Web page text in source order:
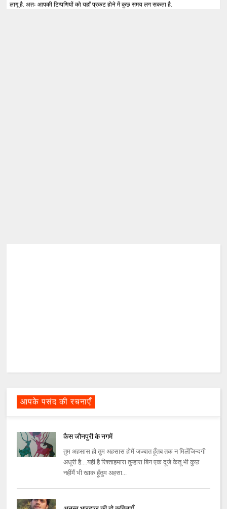
लागू है. अतः आपकी टिप्पणियों को यहाँ प्रकट होने में कुछ समय लग सकता है.
आपके पसंद की रचनाएँ
कैस जौनपुरी के नगमें
तुम अहसास हो तुम अहसास होमैं जज्बात हूँतब तक न मिलेंजिन्दगी
अधूरी है....यही है रिश्ताहमारा तुम्हारा बिन एक दूजे केतू भी कुछ
नहींमैं भी खाक हूँतुम अहसा...